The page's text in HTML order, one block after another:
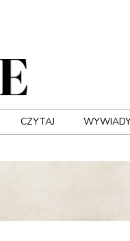
CZYTAJ